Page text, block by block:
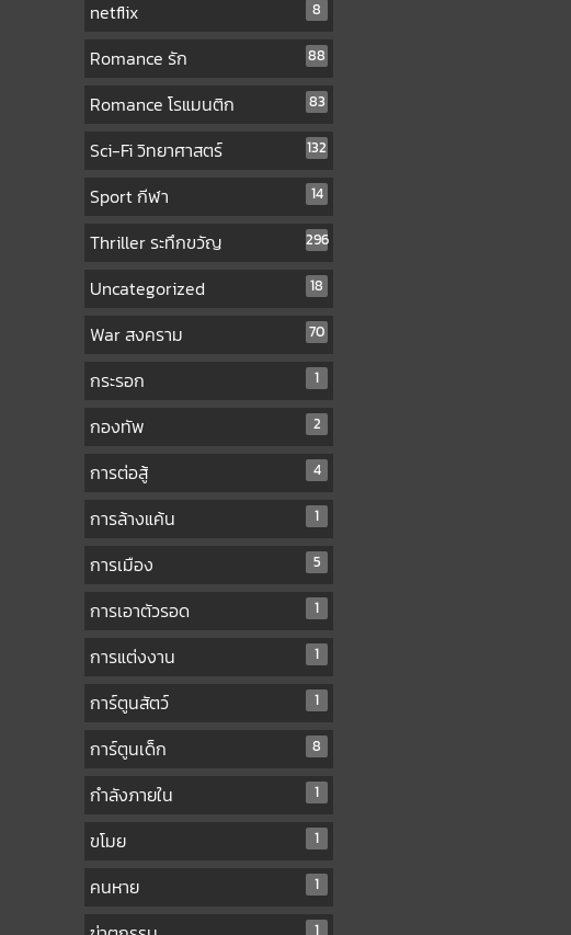
netflix 8
Romance รัก 88
Romance โรแมนติก 83
Sci-Fi วิทยาศาสตร์ 132
Sport กีฬา 14
Thriller ระทึกขวัญ 296
Uncategorized 18
War สงคราม 70
กระรอก 1
กองทัพ 2
การต่อสู้ 4
การล้างแค้น 1
การเมือง 5
การเอาตัวรอด 1
การแต่งงาน 1
การ์ตูนสัตว์ 1
การ์ตูนเด็ก 8
กำลังภายใน 1
ขโมย 1
คนหาย 1
1